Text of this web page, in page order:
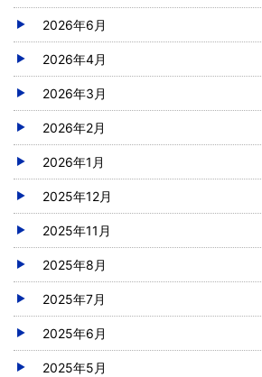
2026年6月
2026年4月
2026年3月
2026年2月
2026年1月
2025年12月
2025年11月
2025年8月
2025年7月
2025年6月
2025年5月